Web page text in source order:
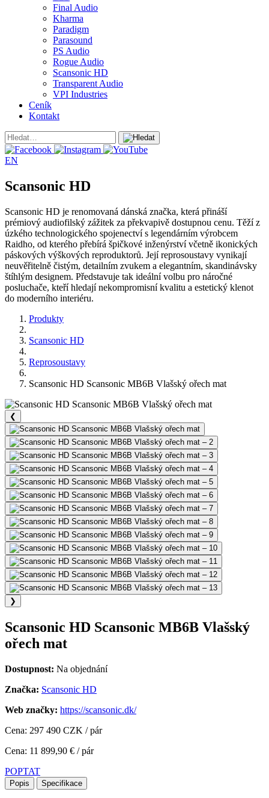
Final Audio
Kharma
Paradigm
Parasound
PS Audio
Rogue Audio
Scansonic HD
Transparent Audio
VPI Industries
Ceník
Kontakt
EN
Scansonic HD
Scansonic HD je renomovaná dánská značka, která přináší
prémiový audiofilský zážitek za překvapivě dostupnou cenu. Těží z
úzkého technologického spojenectví s legendárním výrobcem
Raidho, od kterého přebírá špičkové inženýrství včetně ikonických
páskových výškových reproduktorů. Její reprosoustavy vynikají
neuvěřitelně čistým, detailním zvukem a elegantním, skandinávsky
štíhlým designem. Představuje tak ideální volbu pro náročné
posluchače, kteří hledají nekompromisní kvalitu a estetický klenot
do moderního interiéru.
Produkty
Scansonic HD
Reprosoustavy
Scansonic HD Scansonic MB6B Vlašský ořech mat
❮
❯
Scansonic HD Scansonic MB6B Vlašský
ořech mat
Dostupnost: Na objednání
Značka: Scansonic HD
Web značky: https://scansonic.dk/
Cena: 297 490 CZK / pár
Cena: 11 899,90 € / pár
POPTAT
Popis Specifikace